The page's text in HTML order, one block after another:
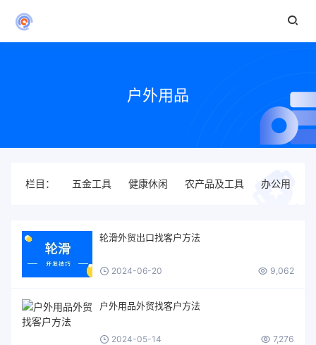
户外用品
栏目： 五金工具 健康休闲 农产品及工具 办公用品
轮滑外贸出口找客户方法
2024-06-20 9,062
户外用品外贸找客户方法
2024-05-14 7,276